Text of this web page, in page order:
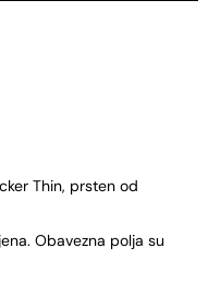
Thin, prsten od
Obavezna polja su